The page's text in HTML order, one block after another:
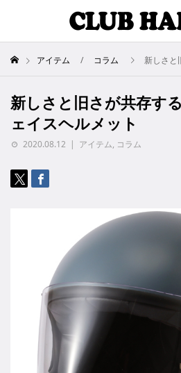
アイテム コラム 新しさと旧さ
新しさと旧さが共存す
ェイスヘルメット
2020.08.12 アイテム, コラム